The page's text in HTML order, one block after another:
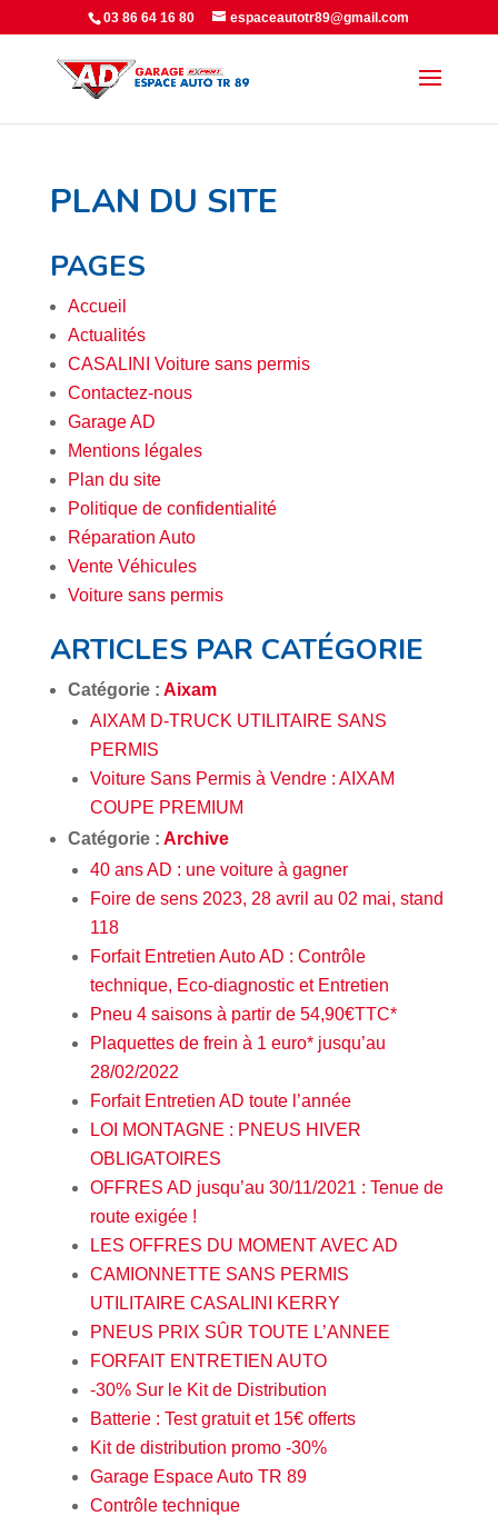
Panneau de gestion des cookies
03 86 64 16 80 espaceautotr89@gmail.com
PLAN DU SITE
PAGES
Accueil
Actualités
CASALINI Voiture sans permis
Contactez-nous
Garage AD
Mentions légales
Plan du site
Politique de confidentialité
Réparation Auto
Vente Véhicules
Voiture sans permis
ARTICLES PAR CATÉGORIE
Catégorie : Aixam
AIXAM D-TRUCK UTILITAIRE SANS
PERMIS
Voiture Sans Permis à Vendre : AIXAM
COUPE PREMIUM
Catégorie : Archive
40 ans AD : une voiture à gagner
Foire de sens 2023, 28 avril au 02 mai, stand
118
Forfait Entretien Auto AD : Contrôle
technique, Eco-diagnostic et Entretien
Pneu 4 saisons à partir de 54,90€TTC*
Plaquettes de frein à 1 euro* jusqu’au
28/02/2022
Forfait Entretien AD toute l’année
LOI MONTAGNE : PNEUS HIVER
OBLIGATOIRES
OFFRES AD jusqu’au 30/11/2021 : Tenue de
route exigée !
LES OFFRES DU MOMENT AVEC AD
CAMIONNETTE SANS PERMIS
UTILITAIRE CASALINI KERRY
PNEUS PRIX SÛR TOUTE L’ANNEE
FORFAIT ENTRETIEN AUTO
-30% Sur le Kit de Distribution
Batterie : Test gratuit et 15€ offerts
Kit de distribution promo -30%
Garage Espace Auto TR 89
Contrôle technique